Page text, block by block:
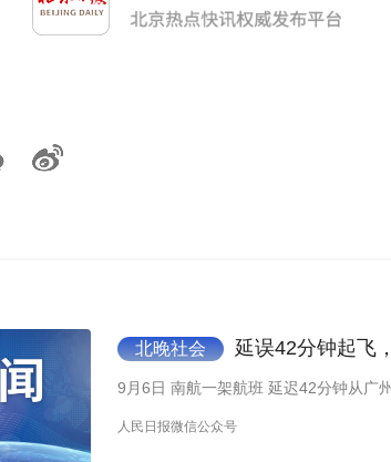
二十分，包祥巾蹬着装满两三百枝荷花的三轮车
首末站出发，一个半小时后准时抵达市集。包
北晚社会 延误42分钟起飞
9月6日 南航一架航班 延迟42分钟从广
人民日报微信公众号